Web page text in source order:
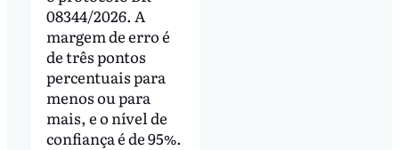
08344/2026. A
margem de erro é
de três pontos
percentuais para
menos ou para
mais, e o nível de
confiança é de 95%.